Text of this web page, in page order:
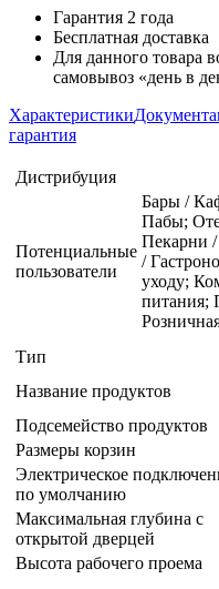
Гарантия 2 года
Бесплатная доставка
Для данного товара
самовывоз «день в
Характеристики
гарантия
Дистрибуция
Потенциальные
пользователи
Бары /
Пабы;
Пекарни
/
уходу;
питания;
Тип
Название продуктов
Подсемейство продуктов
Размеры корзин
Электрическое
по умолчанию
Максимальная глубина с
открытой дверцей
Высота рабочего проема